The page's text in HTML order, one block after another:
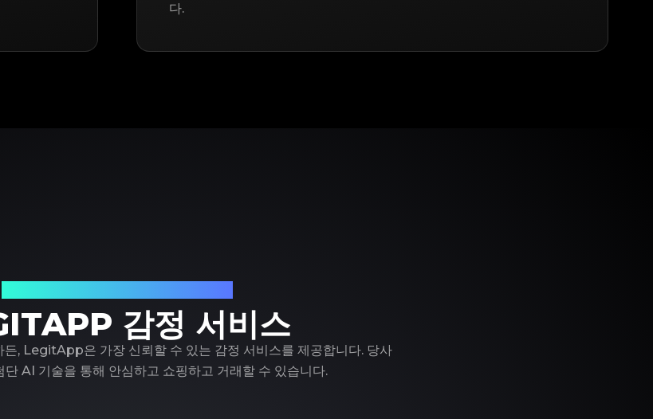
다.
감정 서비스
든, LegitApp은 가장 신뢰할 수 있는 감정 서비스를 제공합니다. 당사
단 AI 기술을 통해 안심하고 쇼핑하고 거래할 수 있습니다.